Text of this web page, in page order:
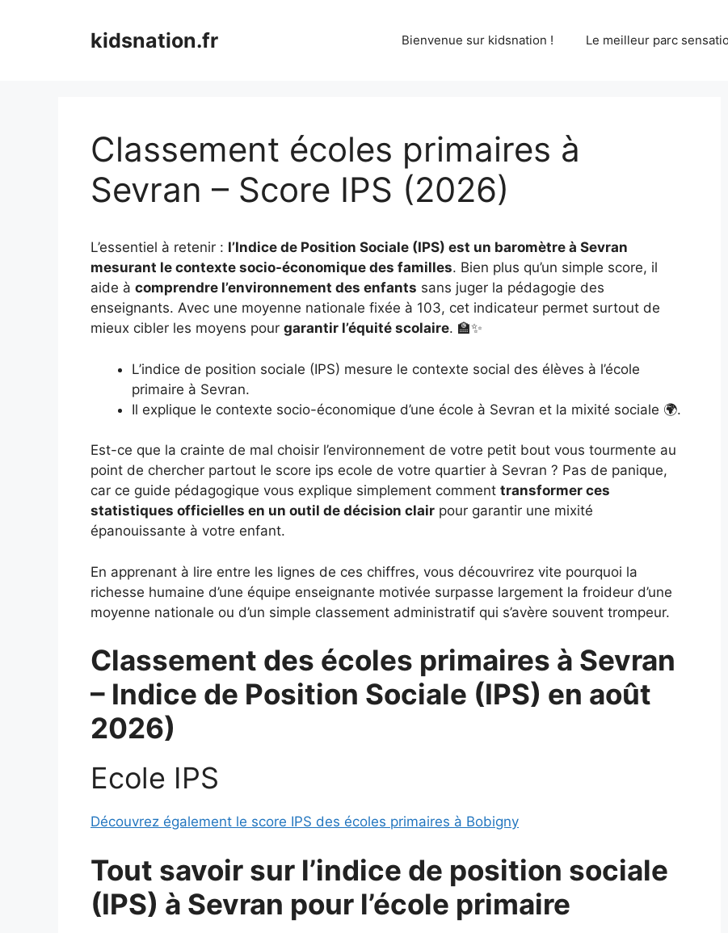
kidsnation.fr Bienvenue sur kidsnation ! Le meilleur parc
Classement écoles primaires à
Sevran – Score IPS (2026)
L’essentiel à retenir : l’Indice de Position Sociale (IPS) est un baromètre à Sevran
mesurant le contexte socio-économique des familles. Bien plus qu’un simple score, il
aide à comprendre l’environnement des enfants sans juger la pédagogie des
enseignants. Avec une moyenne nationale fixée à 103, cet indicateur permet surtout de
mieux cibler les moyens pour garantir l’équité scolaire. 🏫✨
L’indice de position sociale (IPS) mesure le contexte social des élèves à l’école
primaire à Sevran.
Il explique le contexte socio-économique d’une école à Sevran et la mixité sociale 🌍.
Est-ce que la crainte de mal choisir l’environnement de votre petit bout vous tourmente au
point de chercher partout le score ips ecole de votre quartier à Sevran ? Pas de panique,
car ce guide pédagogique vous explique simplement comment transformer ces
statistiques officielles en un outil de décision clair pour garantir une mixité
épanouissante à votre enfant.
En apprenant à lire entre les lignes de ces chiffres, vous découvrirez vite pourquoi la
richesse humaine d’une équipe enseignante motivée surpasse largement la froideur d’une
moyenne nationale ou d’un simple classement administratif qui s’avère souvent trompeur.
Classement des écoles primaires à Sevran
– Indice de Position Sociale (IPS) en août
2026)
Ecole IPS
Découvrez également le score IPS des écoles primaires à Bobigny
Tout savoir sur l’indice de position sociale
(IPS) à Sevran pour l’école primaire